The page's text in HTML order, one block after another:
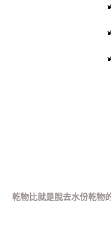
乾物比就是脫去水份乾物